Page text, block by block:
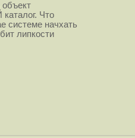
объект
Что
системе начхать
липкости